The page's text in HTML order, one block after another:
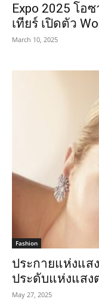
Expo 2025 โอ
เทียร์ เปิดตัว
March 10, 2025
Fashion
ประกายแห่งแส
ประดับแห่งแสง
May 27, 2025